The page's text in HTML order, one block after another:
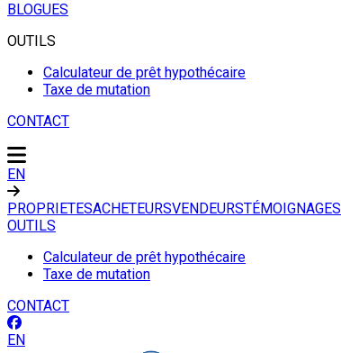
BLOGUES
OUTILS
Calculateur de prêt hypothécaire
Taxe de mutation
CONTACT
EN
PROPRIETESACHETEURSVENDEURSTÉMOIGNAGES
OUTILS
Calculateur de prêt hypothécaire
Taxe de mutation
CONTACT
EN